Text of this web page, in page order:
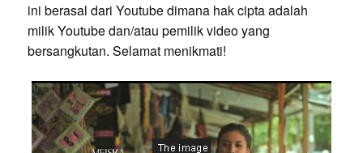
ini berasal dari Youtube dimana hak cipta adalah
milik Youtube dan/atau pemilik video yang
bersangkutan. Selamat menikmati!